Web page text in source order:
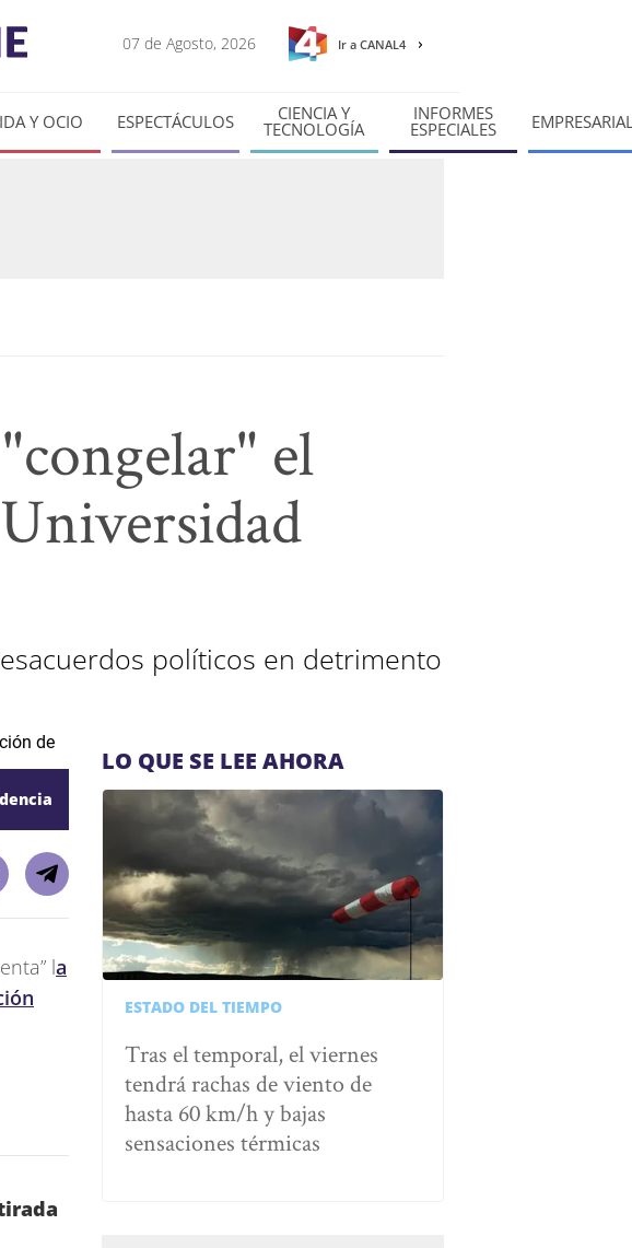
07 de Agosto, 2026 Ir a CANAL4
Y OCIO ESPECTÁCULOS CIENCIA Y
TECNOLOGÍA
INFORMES
ESPECIALES
el
políticos en detrimento
la
LO QUE SE LEE AHORA
ESTADO DEL TIEMPO
Tras el temporal, el viernes
tendrá rachas de viento de
hasta 60 km/h y bajas
sensaciones térmicas